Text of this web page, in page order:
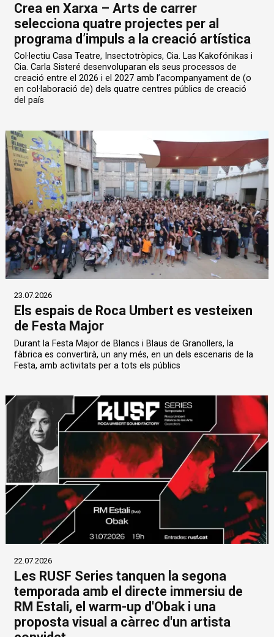
Crea en Xarxa – Arts de carrer
selecciona quatre projectes per al
programa d’impuls a la creació artística
Col·lectiu Casa Teatre, Insectotròpics, Cia. Las Kakofónikas i
Cia. Carla Sisteré desenvoluparan els seus processos de
creació entre el 2026 i el 2027 amb l’acompanyament de (o
en col·laboració de) dels quatre centres públics de creació
del país
23.07.2026
Els espais de Roca Umbert es vesteixen
de Festa Major
Durant la Festa Major de Blancs i Blaus de Granollers, la
fàbrica es convertirà, un any més, en un dels escenaris de la
Festa, amb activitats per a tots els públics
22.07.2026
Les RUSF Series tanquen la segona
temporada amb el directe immersiu de
RM Estali, el warm-up d'Obak i una
proposta visual a càrrec d'un artista